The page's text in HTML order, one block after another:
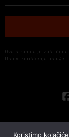
Ova stranica je zaštićena
Uslovi korišćenja usluge
Koristimo